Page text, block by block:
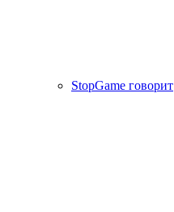
StopGame говорит